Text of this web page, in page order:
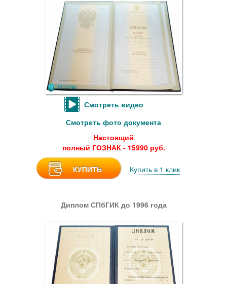
Смотреть видео
Смотреть фото документа
Настоящий
полный ГОЗНАК - 15990 руб.
КУПИТЬ Купить в 1 клик
Диплом СПбГИК до 1996 года